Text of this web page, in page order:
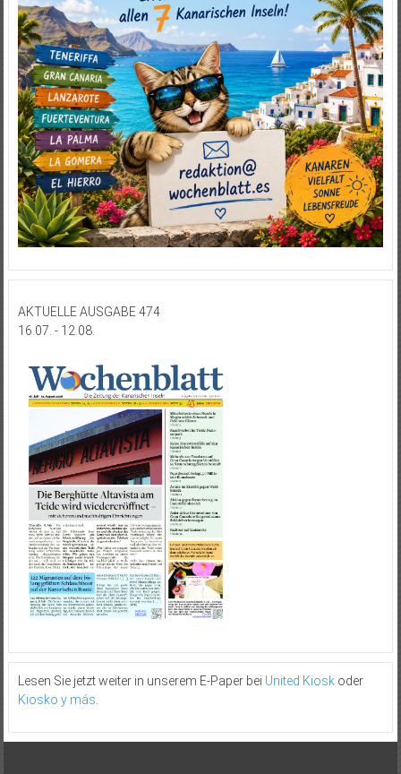
AKTUELLE AUSGABE 474
16.07. - 12.08.
Lesen Sie jetzt weiter in unserem E-Paper bei United Kioskoder
Kiosko y más